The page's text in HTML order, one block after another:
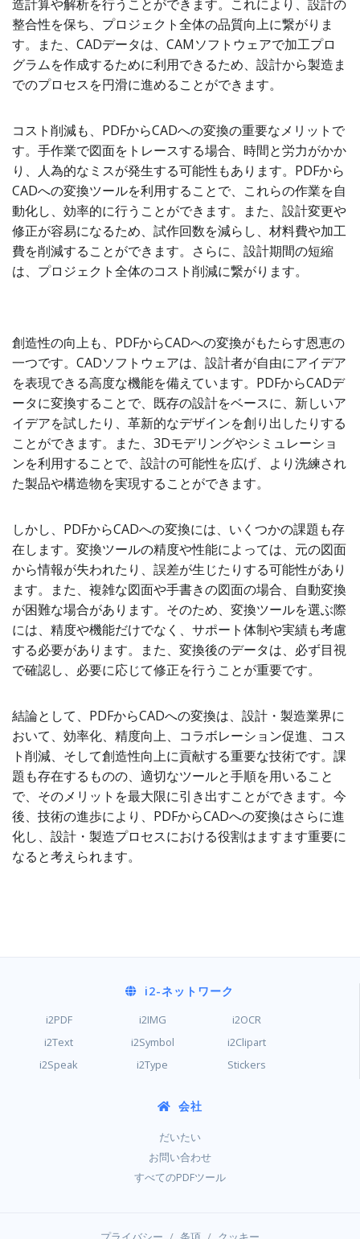
造計算や解析を行うことができます。これにより、設計の
整合性を保ち、プロジェクト全体の品質向上に繋がりま
す。また、CADデータは、CAMソフトウェアで加工プロ
グラムを作成するために利用できるため、設計から製造ま
でのプロセスを円滑に進めることができます。
コスト削減も、PDFからCADへの変換の重要なメリットで
す。手作業で図面をトレースする場合、時間と労力がかか
り、人為的なミスが発生する可能性もあります。PDFから
CADへの変換ツールを利用することで、これらの作業を自
動化し、効率的に行うことができます。また、設計変更や
修正が容易になるため、試作回数を減らし、材料費や加工
費を削減することができます。さらに、設計期間の短縮
は、プロジェクト全体のコスト削減に繋がります。
創造性の向上も、PDFからCADへの変換がもたらす恩恵の
一つです。CADソフトウェアは、設計者が自由にアイデア
を表現できる高度な機能を備えています。PDFからCADデ
ータに変換することで、既存の設計をベースに、新しいア
イデアを試したり、革新的なデザインを創り出したりする
ことができます。また、3Dモデリングやシミュレーショ
ンを利用することで、設計の可能性を広げ、より洗練され
た製品や構造物を実現することができます。
しかし、PDFからCADへの変換には、いくつかの課題も存
在します。変換ツールの精度や性能によっては、元の図面
から情報が失われたり、誤差が生じたりする可能性があり
ます。また、複雑な図面や手書きの図面の場合、自動変換
が困難な場合があります。そのため、変換ツールを選ぶ際
には、精度や機能だけでなく、サポート体制や実績も考慮
する必要があります。また、変換後のデータは、必ず目視
で確認し、必要に応じて修正を行うことが重要です。
結論として、PDFからCADへの変換は、設計・製造業界に
おいて、効率化、精度向上、コラボレーション促進、コス
ト削減、そして創造性向上に貢献する重要な技術です。課
題も存在するものの、適切なツールと手順を用いること
で、そのメリットを最大限に引き出すことができます。今
後、技術の進歩により、PDFからCADへの変換はさらに進
化し、設計・製造プロセスにおける役割はますます重要に
なると考えられます。
i2-ネットワーク
i2PDF i2IMG
i2OCR
i2Text
i2Symbol
i2Clipart
i2Speak
i2Type Stickers
会社
だいたい
お問い合わせ
すべてのPDFツール